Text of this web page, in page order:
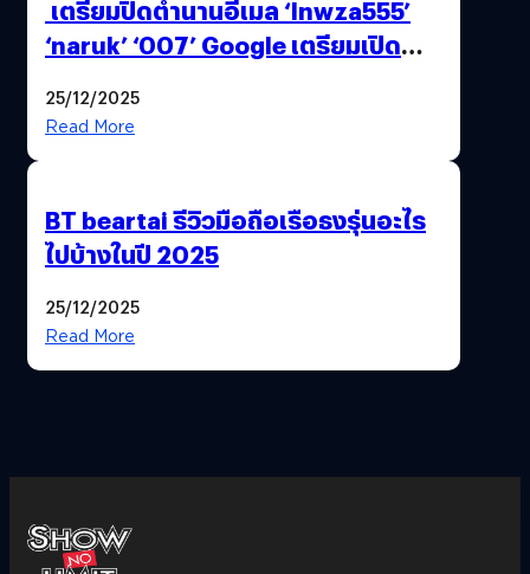
เตรียมปิดตำนานอีเมล ‘lnwza555’
‘naruk’ ‘007’ Google เตรียมเปิด
25/12/2025
Read More
BT beartai รีวิวมือถือเรือธงรุ่นอะไร
ไปบ้างในปี 2025
25/12/2025
Read More